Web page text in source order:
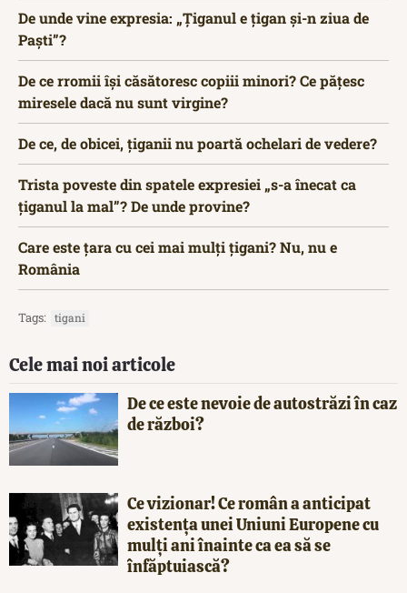
De unde vine expresia: „Țiganul e țigan și-n ziua de
Paști”?
De ce rromii își căsătoresc copiii minori? Ce păţesc
miresele dacă nu sunt virgine?
De ce, de obicei, țiganii nu poartă ochelari de vedere?
Trista poveste din spatele expresiei „s-a înecat ca
țiganul la mal”? De unde provine?
Care este țara cu cei mai mulți țigani? Nu, nu e
România
Tags: tigani
Cele mai noi articole
De ce este nevoie de autostrăzi în caz
de război?
Ce vizionar! Ce român a anticipat
existența unei Uniuni Europene cu
mulți ani înainte ca ea să se
înfăptuiască?